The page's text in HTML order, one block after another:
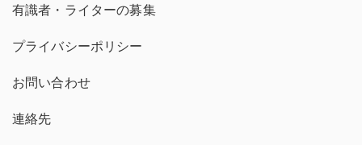
有識者・ライターの募集
プライバシーポリシー
お問い合わせ
連絡先